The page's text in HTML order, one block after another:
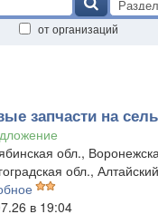
от организаций
запчасти на
обл.,
обл.,
в 19:04